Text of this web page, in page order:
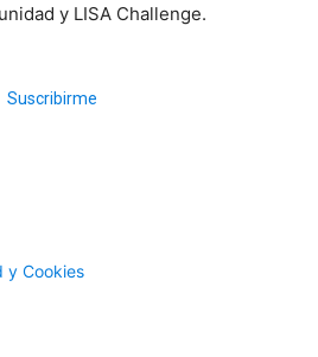
y LISA Challenge.
Suscribirme
y Cookies